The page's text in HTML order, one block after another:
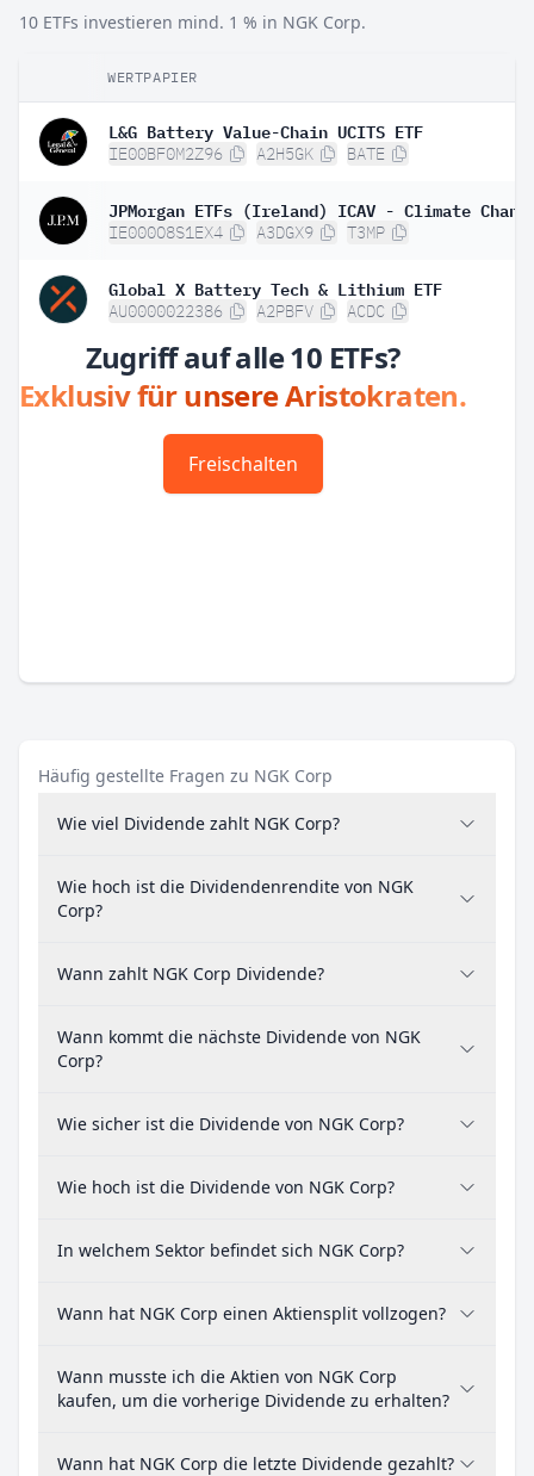
10 ETFs investieren mind. 1 % in NGK Corp.
WERTPAPIER
L&G Battery Value-Chain UCITS ETF
IE00BF0M2Z96 A2H5GK BATE
IE000O8S1EX4 A3DGX9 T3MP
Global X Battery Tech & Lithium ETF
AU0000022386 A2PBFV ACDC
Zugriff auf alle 10 ETFs?
Exklusiv für unsere Aristokraten.
Freischalten
Häufig gestellte Fragen zu NGK Corp
Wie viel Dividende zahlt NGK Corp?
Wie hoch ist die Dividendenrendite von NGK
Corp?
Wann zahlt NGK Corp Dividende?
Wann kommt die nächste Dividende von NGK
Corp?
Wie sicher ist die Dividende von NGK Corp?
Wie hoch ist die Dividende von NGK Corp?
In welchem Sektor befindet sich NGK Corp?
Wann hat NGK Corp einen Aktiensplit vollzogen?
Wann musste ich die Aktien von NGK Corp
kaufen, um die vorherige Dividende zu erhalten?
Wann hat NGK Corp die letzte Dividende gezahlt?